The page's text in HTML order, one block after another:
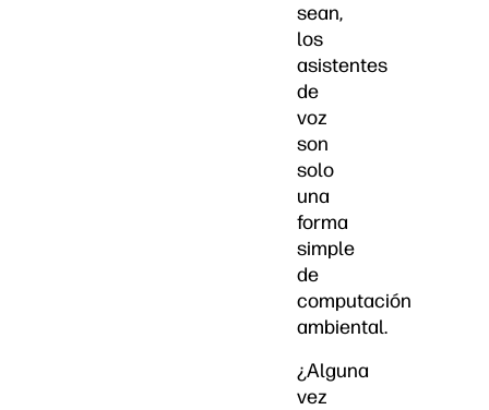
sean,
los
asistentes
de
voz
son
solo
una
forma
simple
de
computación
ambiental.
¿Alguna
vez